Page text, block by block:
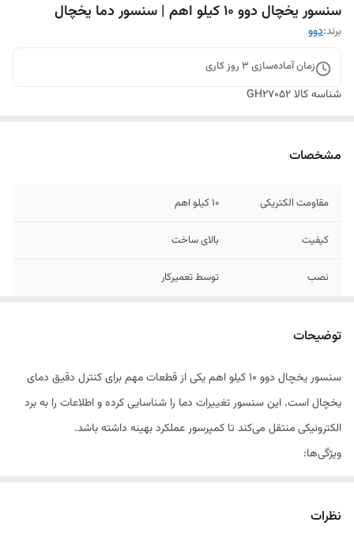
سنسور یخچال دوو 10 کیلو اهم | سنسور دما یخچال
برند:دوو
زمان آماده‌سازی 3 روز کاری
شناسه کالاGH27052
مشخصات
مقاومت الکتریکی ۱۰ کیلو اهم
کیفیت بالای ساخت
نصب توسط تعمیرکار
توضیحات
سنسور یخچال دوو 10 کیلو اهم یکی از قطعات مهم برای کنترل دقیق دمای
یخچال است. این سنسور تغییرات دما را شناسایی کرده و اطلاعات را به برد
الکترونیکی منتقل می‌کند تا کمپرسور عملکرد بهینه داشته باشد.
ویژگی‌ها:
نظرات